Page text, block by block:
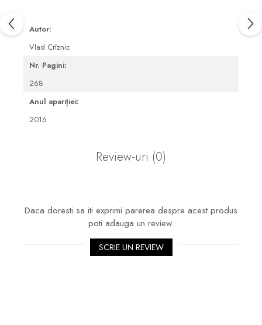
Autor:
Vlad Crîznic
Nr. Pagini:
268
Anul apariției:
2016
Review-uri (0)
Daca doresti sa iti exprimi parerea despre acest produs
poti adauga un review.
SCRIE UN REVIEW